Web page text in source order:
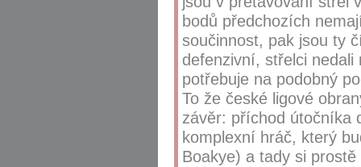
bodů předchozích
součinnost, pak jsou ty
defenzivní, střelci
potřebuje na podobný
To že české ligové
závěr: příchod útočníka
komplexní hráč, který
Boakye) a tady si